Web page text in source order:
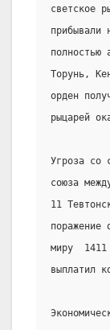
светское
полностью
Торунь,
орден
рыцарей
Угроза со
союза
11
поражение
миру
выплатил